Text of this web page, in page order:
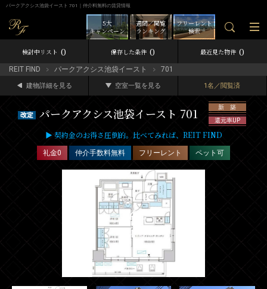
パークアクシス池袋イースト 701｜仲介料無料の賃貸情報
フリーレント
検索
週間／閲覧
ランキング
5大
キャンペーン
検討中リスト 0 保存した条件 0 最近見た物件 0
REIT FIND パークアクシス池袋イースト 701
建物詳細を見る 空室一覧を見る 1名／閲覧済
パークアクシス池袋イースト 701
新 築
還元率UP
▶ 契約金のお得さ圧倒的。比べてみれば、REIT FIND
礼金0 仲介手数料無料 フリーレント ペット可